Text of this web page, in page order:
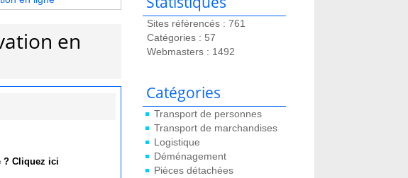
Sites référencés : 761
Catégories : 57
Webmasters : 1492
Catégories
Transport de personnes
Transport de marchandises
Logistique
Déménagement
Pièces détachées
en
? Cliquez ici